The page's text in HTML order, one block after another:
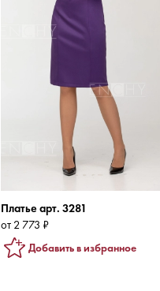
Платье арт. 3281
от 2 773 ₽
Добавить в избранное